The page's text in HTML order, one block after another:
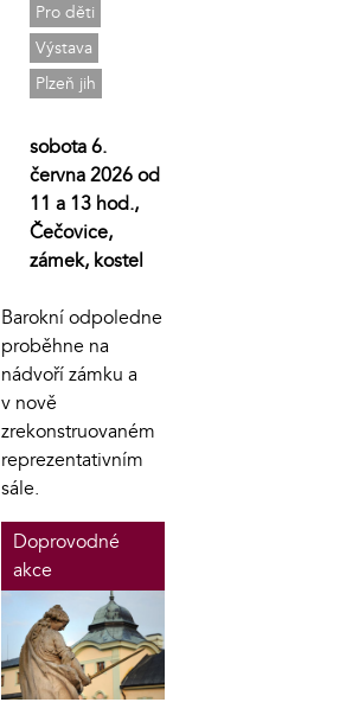
Pro děti
Výstava
Plzeň jih
sobota 6.
června 2026 od
11 a 13 hod.,
Čečovice,
zámek, kostel
Barokní odpoledne
proběhne na
nádvoří zámku a
v nově
zrekonstruovaném
reprezentativním
sále.
Doprovodné
akce